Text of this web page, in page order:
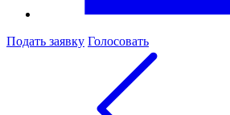
Подать заявку Голосовать